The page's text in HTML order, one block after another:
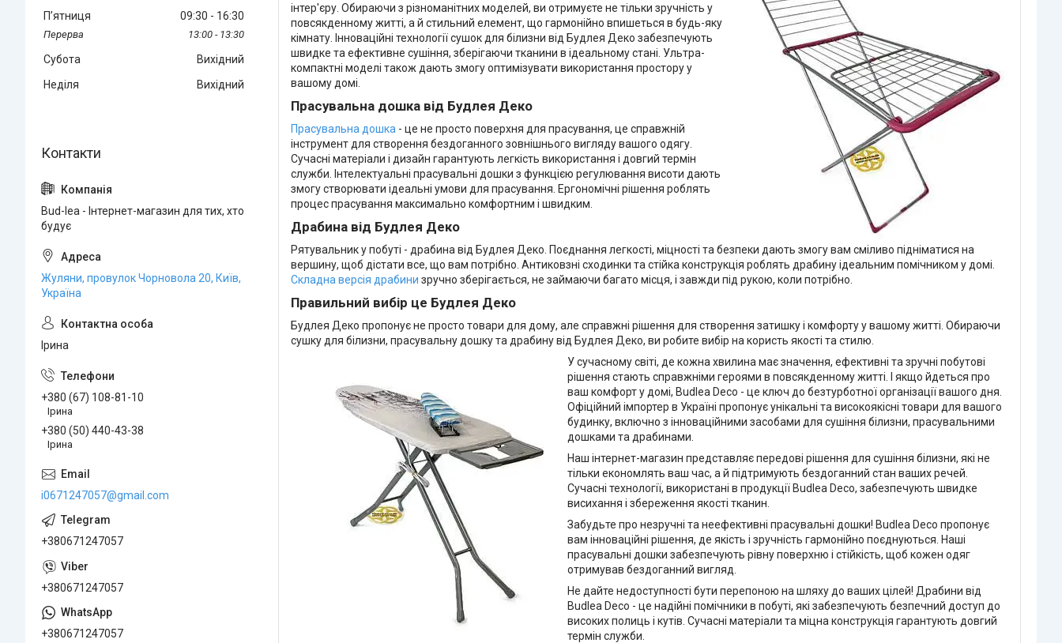
інтер'єру. Обираючи з різноманітних моделей, ви отримуєте не тільки зручність у
повсякденному житті, а й стильний елемент, що гармонійно впишеться в будь-яку
кімнату. Інноваційні технології сушок для білизни від Будлея Деко забезпечують
швидке та ефективне сушіння, зберігаючи тканини в ідеальному стані. Ультра-
компактні моделі також дають змогу оптимізувати використання простору у
вашому домі.
Прасувальна дошка від Будлея Деко
Прасувальна дошка - це не просто поверхня для прасування, це справжній
інструмент для створення бездоганного зовнішнього вигляду вашого одягу.
Сучасні матеріали і дизайн гарантують легкість використання і довгий термін
служби. Інтелектуальні прасувальні дошки з функцією регулювання висоти дають
змогу створювати ідеальні умови для прасування. Ергономічні рішення роблять
процес прасування максимально комфортним і швидким.
Драбина від Будлея Деко
Рятувальник у побуті - драбина від Будлея Деко. Поєднання легкості, міцності та безпеки дають змогу вам сміливо підніматися на
вершину, щоб дістати все, що вам потрібно. Антиковзні сходинки та стійка конструкція роблять драбину ідеальним помічником у домі.
Складна версія драбини зручно зберігається, не займаючи багато місця, і завжди під рукою, коли потрібно.
Правильний вибір це Будлея Деко
Будлея Деко пропонує не просто товари для дому, але справжні рішення для створення затишку і комфорту у вашому житті. Обираючи
сушку для білизни, прасувальну дошку та драбину від Будлея Деко, ви робите вибір на користь якості та стилю.
У сучасному світі, де кожна хвилина має значення, ефективні та зручні побутові
рішення стають справжніми героями в повсякденному житті. І якщо йдеться про
ваш комфорт у домі, Budlea Deco - це ключ до безтурботної організації вашого дня.
Офіційний імпортер в Україні пропонує унікальні та високоякісні товари для вашого
будинку, включно з інноваційними засобами для сушіння білизни, прасувальними
дошками та драбинами.
Наш інтернет-магазин представляє передові рішення для сушіння білизни, які не
тільки економлять ваш час, а й підтримують бездоганний стан ваших речей.
Сучасні технології, використані в продукції Budlea Deco, забезпечують швидке
висихання і збереження якості тканин.
Забудьте про незручні та неефективні прасувальні дошки! Budlea Deco пропонує
вам інноваційні рішення, де якість і зручність гармонійно поєднуються. Наші
прасувальні дошки забезпечують рівну поверхню і стійкість, щоб кожен одяг
отримував бездоганний вигляд.
Не дайте недоступності бути перепоною на шляху до ваших цілей! Драбини від
Budlea Deco - це надійні помічники в побуті, які забезпечують безпечний доступ до
високих полиць і кутів. Сучасні матеріали та міцна конструкція гарантують довгий
термін служби.
Пʼятниця 09:30 16:30
13:00 13:30
Субота
Вихідний
Неділя
Вихідний
Bud-lea - Інтернет-магазин для тих, хто
будує
Жуляни, провулок Чорновола 20, Київ,
Україна
Ірина
+380 (67) 108-81-10
Ірина
+380 (50) 440-43-38
Ірина
i0671247057@gmail.com
+380671247057
+380671247057
+380671247057